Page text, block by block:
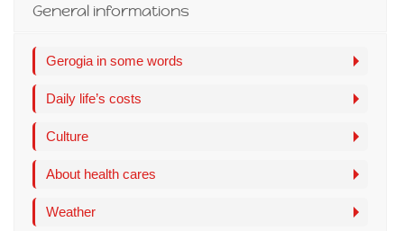
General informations
Gerogia in some words
Daily life’s costs
Culture
About health cares
Weather